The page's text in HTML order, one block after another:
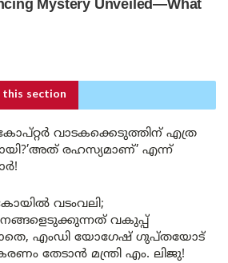
section
വാടകക്കെടുത്തിന് എത്ര
രഹസ്യമാണ്’ എന്ന്
വടംവലി;
വകുപ്പ്
എംഡി യോഗേഷ് ഗുപ്തയോട്
തേടാൻ മന്ത്രി എം. ലിജു!